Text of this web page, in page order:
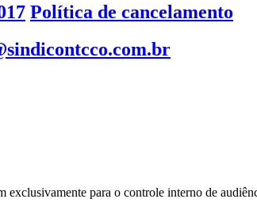
Política de cancelamento
para o controle interno de